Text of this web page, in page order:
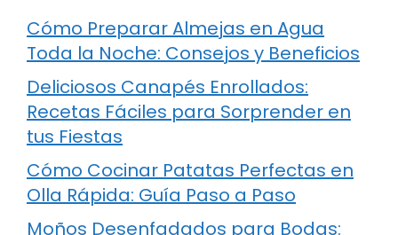
Cómo Preparar Almejas en Agua
Toda la Noche: Consejos y Beneficios
Deliciosos Canapés Enrollados:
Recetas Fáciles para Sorprender en
tus Fiestas
Cómo Cocinar Patatas Perfectas en
Olla Rápida: Guía Paso a Paso
Moños Desenfadados para Bodas: